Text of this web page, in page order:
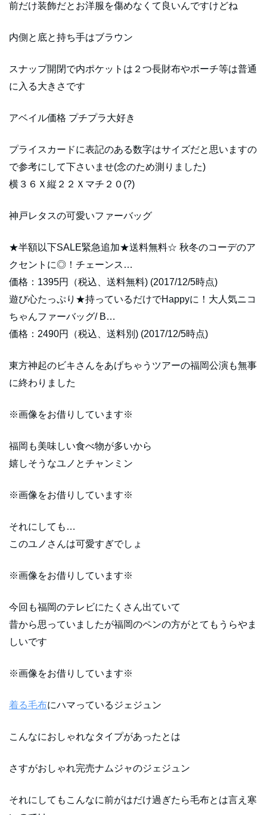
前だけ装飾だとお洋服を傷めなくて良いんですけどね
内側と底と持ち手はブラウン
スナップ開閉で内ポケットは２つ長財布やポーチ等は普通
に入る大きさです
アベイル価格 プチプラ大好き
プライスカードに表記のある数字はサイズだと思いますの
で参考にして下さいませ(念のため測りました)
横３６Ｘ縦２２Ｘマチ２０(?)
神戸レタスの可愛いファーバッグ
★半額以下SALE緊急追加★送料無料☆ 秋冬のコーデのア
クセントに◎！チェーンス…
価格：1395円（税込、送料無料) (2017/12/5時点)
遊び心たっぷり★持っているだけでHappyに！大人気ニコ
ちゃんファーバッグ/ B…
価格：2490円（税込、送料別) (2017/12/5時点)
東方神起のビキさんをあげちゃうツアーの福岡公演も無事
に終わりました
※画像をお借りしています※
福岡も美味しい食べ物が多いから
嬉しそうなユノとチャンミン
※画像をお借りしています※
それにしても…
このユノさんは可愛すぎでしょ
※画像をお借りしています※
今回も福岡のテレビにたくさん出ていて
昔から思っていましたが福岡のペンの方がとてもうらやま
しいです
※画像をお借りしています※
着る毛布にハマっているジェジュン
こんなにおしゃれなタイプがあったとは
さすがおしゃれ完売ナムジャのジェジュン
それにしてもこんなに前がはだけ過ぎたら毛布とは言え寒